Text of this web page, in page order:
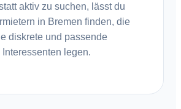
aktiv zu suchen, lässt du
in Bremen finden, die
diskrete und passende
legen.